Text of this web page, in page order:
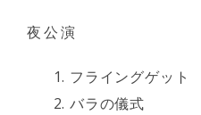
夜公演
フライングゲット
バラの儀式